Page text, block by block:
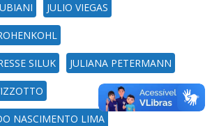
JULIO VIEGAS
SILUK JULIANA PETERMANN
NASCIMENTO LIMA